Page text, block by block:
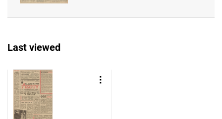
Feliksa Dzierżyńskiego. 1968, nr 38
Robotniczego Zakładów Azotowych im.
Feliksa Dzierżyńskiego. 1968, nr 39
Tarnowskie Azoty : Organ Samorządu
Robotniczego Zakładów Azotowych im.
Last viewed